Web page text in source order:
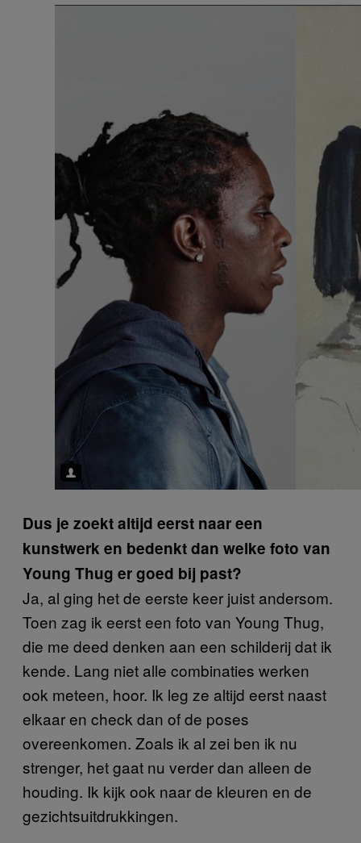
Dus je zoekt altijd eerst naar een
kunstwerk en bedenkt dan welke foto van
Young Thug er goed bij past?
Ja, al ging het de eerste keer juist andersom.
Toen zag ik eerst een foto van Young Thug,
die me deed denken aan een schilderij dat ik
kende. Lang niet alle combinaties werken
ook meteen, hoor. Ik leg ze altijd eerst naast
elkaar en check dan of de poses
overeenkomen. Zoals ik al zei ben ik nu
strenger, het gaat nu verder dan alleen de
houding. Ik kijk ook naar de kleuren en de
gezichtsuitdrukkingen.